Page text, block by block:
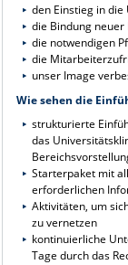
den Einstieg in
die Bindung
die notwendigen
die
unser Image
Wie sehen die
strukturierte
das
Starterpaket mit
erforderlichen
Aktivitäten, um
zu vernetzen
kontinuierliche
Tage durch das